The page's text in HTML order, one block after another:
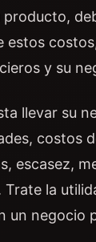
y su
llevar su
costos
escasez,
la
un negocio